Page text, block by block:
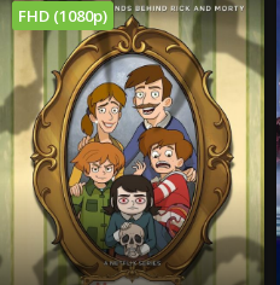
FHD (1080p)